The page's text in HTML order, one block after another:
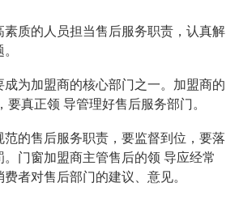
素质的人员担当售后服务职责，认真解
成为加盟商的核心部门之一。加盟商的
要真正领 导管理好售后服务部门。
范的售后服务职责，要监督到位，要落
门窗加盟商主管售后的领 导应经常
者对售后部门的建议、意见。